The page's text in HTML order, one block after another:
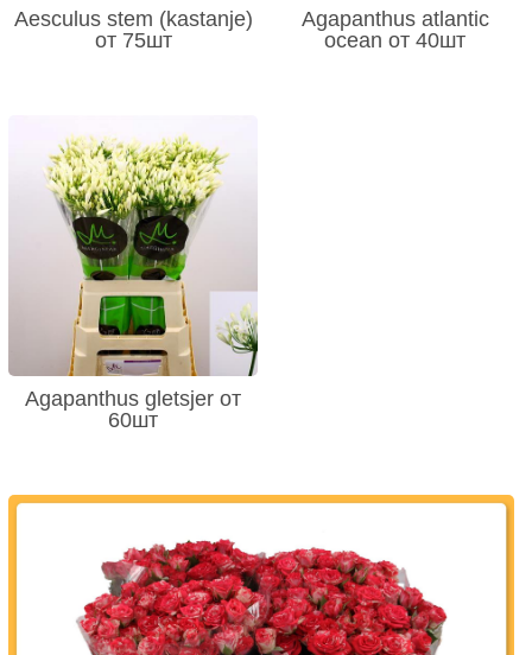
Aesculus stem (kastanje)
от 75шт
Agapanthus atlantic
ocean от 40шт
Agapanthus gletsjer от
60шт